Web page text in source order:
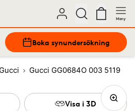
Meny
Boka synundersökning
Gucci Gucci GG0684O 003 5119
Visa i 3D